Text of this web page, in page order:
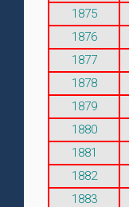
1875
1876
1877
1878
1879
1880
1881
1882
1883